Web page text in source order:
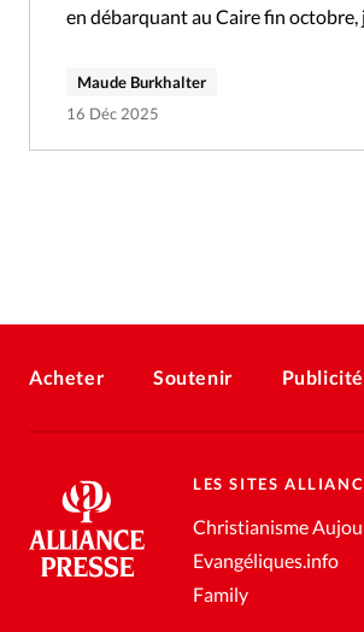
en débarquant au Caire fin octobre,
Maude Burkhalter
16 Déc 2025
Acheter Soutenir Publicité
LES SITES
Christianisme
Evangéliques.info
Family